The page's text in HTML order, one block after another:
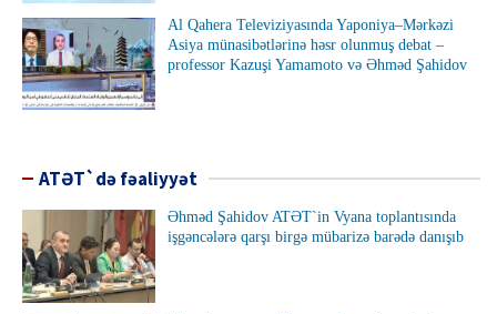
Al Qahera Televiziyasında Yaponiya–Mərkəzi
Asiya münasibətlərinə həsr olunmuş debat –
professor Kazuşi Yamamoto və Əhməd Şahidov
ATƏT`də fəaliyyət
Əhməd Şahidov ATƏT`in Vyana toplantısında
işgəncələrə qarşı birgə mübarizə barədə danışıb